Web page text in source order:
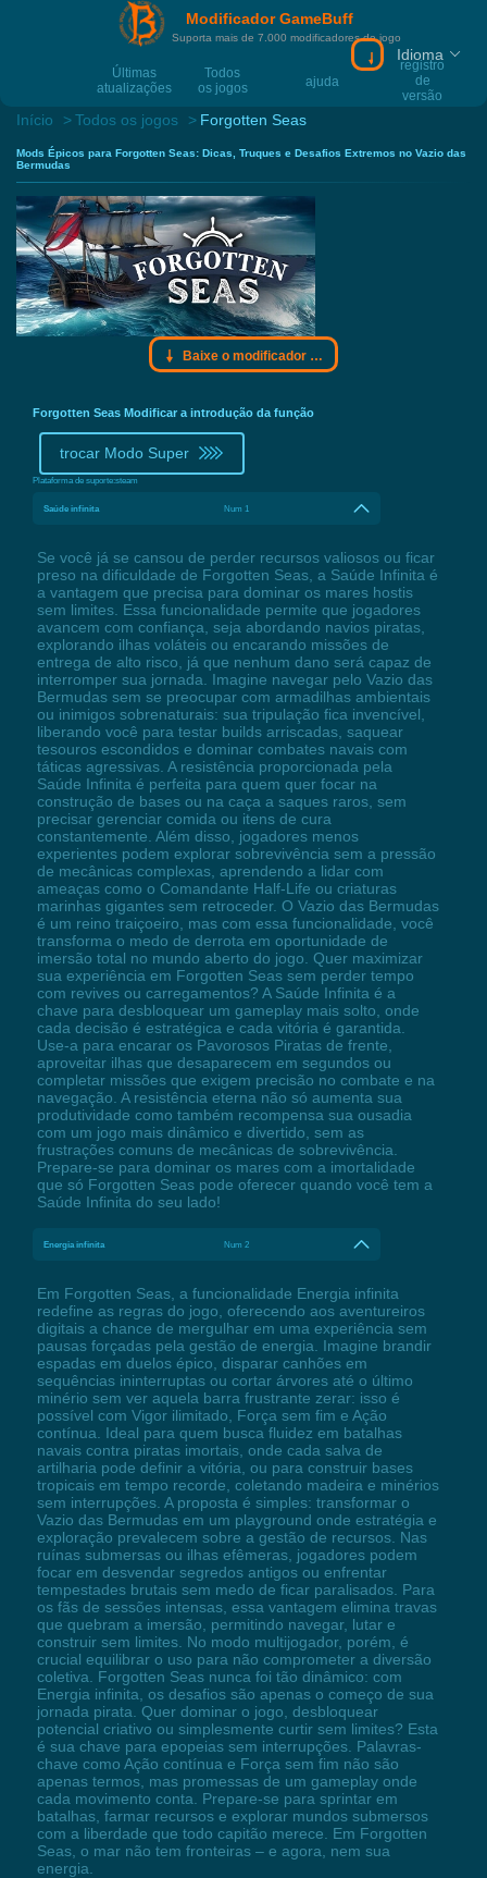
Modificador GameBuff
Suporta mais de 7.000 modificadores de jogo
Últimas
atualizações
Todos
os jogos
ajuda
registro
de
versão
Baixe o
Idioma
Início Todos os jogos Forgotten Seas
Mods Épicos para Forgotten Seas: Dicas, Truques e Desafios Extremos no Vazio das
Bermudas
Baixe o modificador Gamebuff
Forgotten Seas Modificar a introdução da função
trocar Modo Super
Plataforma de suporte:steam
Saúde infinita Num 1
Se você já se cansou de perder recursos valiosos ou ficar
preso na dificuldade de Forgotten Seas, a Saúde Infinita é
a vantagem que precisa para dominar os mares hostis
sem limites. Essa funcionalidade permite que jogadores
avancem com confiança, seja abordando navios piratas,
explorando ilhas voláteis ou encarando missões de
entrega de alto risco, já que nenhum dano será capaz de
interromper sua jornada. Imagine navegar pelo Vazio das
Bermudas sem se preocupar com armadilhas ambientais
ou inimigos sobrenaturais: sua tripulação fica invencível,
liberando você para testar builds arriscadas, saquear
tesouros escondidos e dominar combates navais com
táticas agressivas. A resistência proporcionada pela
Saúde Infinita é perfeita para quem quer focar na
construção de bases ou na caça a saques raros, sem
precisar gerenciar comida ou itens de cura
constantemente. Além disso, jogadores menos
experientes podem explorar sobrevivência sem a pressão
de mecânicas complexas, aprendendo a lidar com
ameaças como o Comandante Half-Life ou criaturas
marinhas gigantes sem retroceder. O Vazio das Bermudas
é um reino traiçoeiro, mas com essa funcionalidade, você
transforma o medo de derrota em oportunidade de
imersão total no mundo aberto do jogo. Quer maximizar
sua experiência em Forgotten Seas sem perder tempo
com revives ou carregamentos? A Saúde Infinita é a
chave para desbloquear um gameplay mais solto, onde
cada decisão é estratégica e cada vitória é garantida.
Use-a para encarar os Pavorosos Piratas de frente,
aproveitar ilhas que desaparecem em segundos ou
completar missões que exigem precisão no combate e na
navegação. A resistência eterna não só aumenta sua
produtividade como também recompensa sua ousadia
com um jogo mais dinâmico e divertido, sem as
frustrações comuns de mecânicas de sobrevivência.
Prepare-se para dominar os mares com a imortalidade
que só Forgotten Seas pode oferecer quando você tem a
Saúde Infinita do seu lado!
Energia infinita Num 2
Em Forgotten Seas, a funcionalidade Energia infinita
redefine as regras do jogo, oferecendo aos aventureiros
digitais a chance de mergulhar em uma experiência sem
pausas forçadas pela gestão de energia. Imagine brandir
espadas em duelos épico, disparar canhões em
sequências ininterruptas ou cortar árvores até o último
minério sem ver aquela barra frustrante zerar: isso é
possível com Vigor ilimitado, Força sem fim e Ação
contínua. Ideal para quem busca fluidez em batalhas
navais contra piratas imortais, onde cada salva de
artilharia pode definir a vitória, ou para construir bases
tropicais em tempo recorde, coletando madeira e minérios
sem interrupções. A proposta é simples: transformar o
Vazio das Bermudas em um playground onde estratégia e
exploração prevalecem sobre a gestão de recursos. Nas
ruínas submersas ou ilhas efêmeras, jogadores podem
focar em desvendar segredos antigos ou enfrentar
tempestades brutais sem medo de ficar paralisados. Para
os fãs de sessões intensas, essa vantagem elimina travas
que quebram a imersão, permitindo navegar, lutar e
construir sem limites. No modo multijogador, porém, é
crucial equilibrar o uso para não comprometer a diversão
coletiva. Forgotten Seas nunca foi tão dinâmico: com
Energia infinita, os desafios são apenas o começo de sua
jornada pirata. Quer dominar o jogo, desbloquear
potencial criativo ou simplesmente curtir sem limites? Esta
é sua chave para epopeias sem interrupções. Palavras-
chave como Ação contínua e Força sem fim não são
apenas termos, mas promessas de um gameplay onde
cada movimento conta. Prepare-se para sprintar em
batalhas, farmar recursos e explorar mundos submersos
com a liberdade que todo capitão merece. Em Forgotten
Seas, o mar não tem fronteiras – e agora, nem sua
energia.